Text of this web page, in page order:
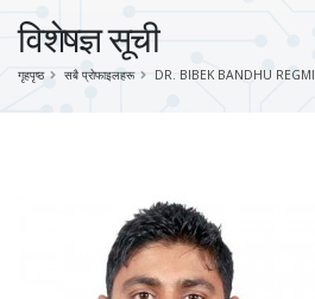
विशेषज्ञ सूची
गृहपृष्ठ सबै प्रोफाइलहरू DR. BIBEK BANDHU REGMI